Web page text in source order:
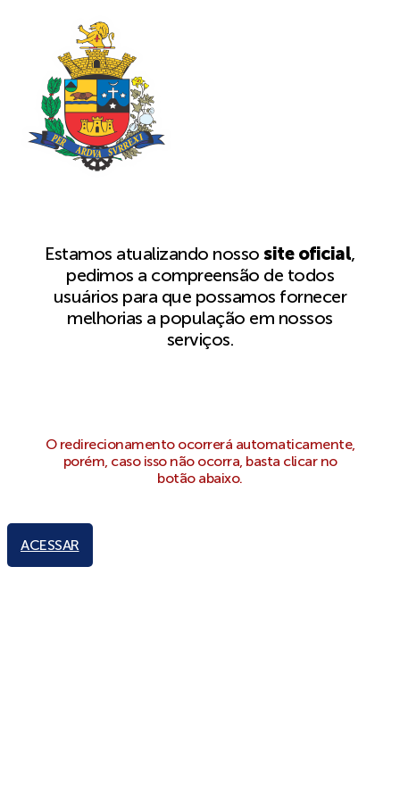
Estamos atualizando nossosite oficial,
pedimos a compreensão de todos
usuários para que possamos fornecer
melhorias a população em nossos
serviços.
O redirecionamento ocorrerá automaticamente,
porém, caso isso não ocorra, basta clicar no
botão abaixo.
ACESSAR